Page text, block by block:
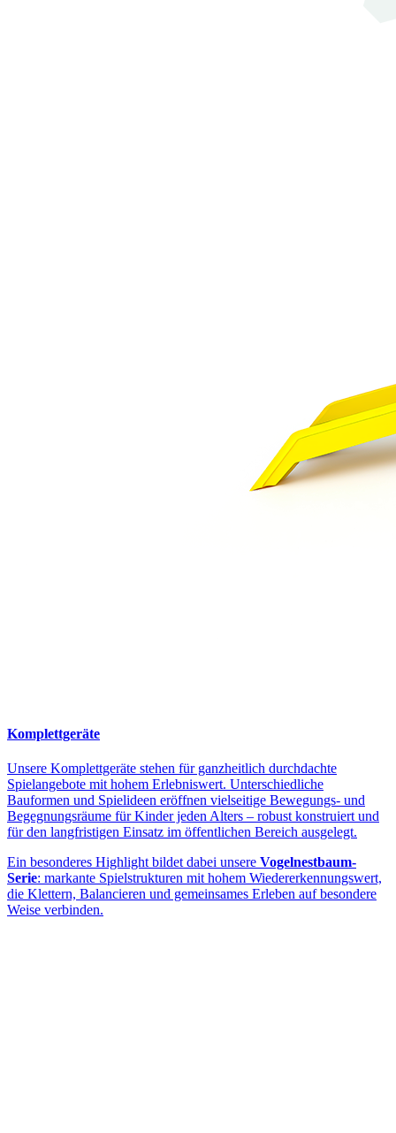
Komplettgeräte
Unsere Komplettgeräte stehen für ganzheitlich durchdachte
Spielangebote mit hohem Erlebniswert. Unterschiedliche
Bauformen und Spielideen eröffnen vielseitige Bewegungs- und
Begegnungsräume für Kinder jeden Alters – robust konstruiert und
für den langfristigen Einsatz im öffentlichen Bereich ausgelegt.
Ein besonderes Highlight bildet dabei unsere Vogelnestbaum-
Serie: markante Spielstrukturen mit hohem Wiedererkennungswert,
die Klettern, Balancieren und gemeinsames Erleben auf besondere
Weise verbinden.